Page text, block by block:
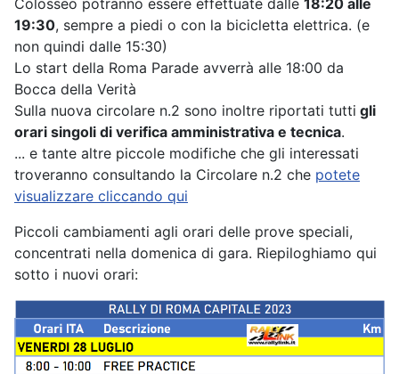
Colosseo potranno essere effettuate dalle 18:20 alle
19:30, sempre a piedi o con la bicicletta elettrica. (e
non quindi dalle 15:30)
Lo start della Roma Parade avverrà alle 18:00 da
Bocca della Verità
Sulla nuova circolare n.2 sono inoltre riportati tutti gli
orari singoli di verifica amministrativa e tecnica.
... e tante altre piccole modifiche che gli interessati
troveranno consultando la Circolare n.2 che potete
visualizzare cliccando qui
Piccoli cambiamenti agli orari delle prove speciali,
concentrati nella domenica di gara. Riepiloghiamo qui
sotto i nuovi orari: